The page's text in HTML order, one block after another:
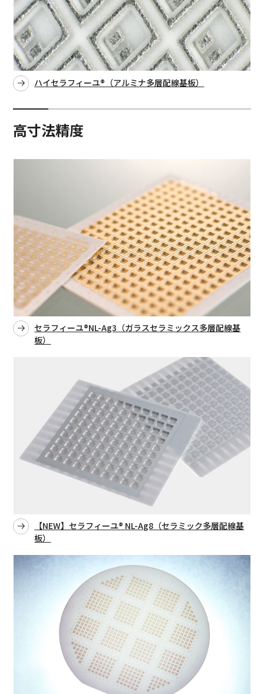
ハイセラフィーユ®（アルミナ多層配線基板）
高寸法精度
セラフィーユ®NL-Ag3（ガラスセラミックス多層配線基
板）
【NEW】セラフィーユ® NL-Ag8（セラミック多層配線基
板）